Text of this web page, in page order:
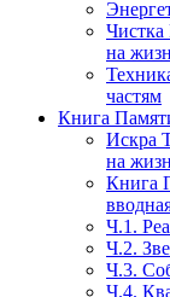
Чистка
на
частям
Книга
Искра
на
Книга
Ч.1.
Ч.2.
Ч.3.
Ч.4.